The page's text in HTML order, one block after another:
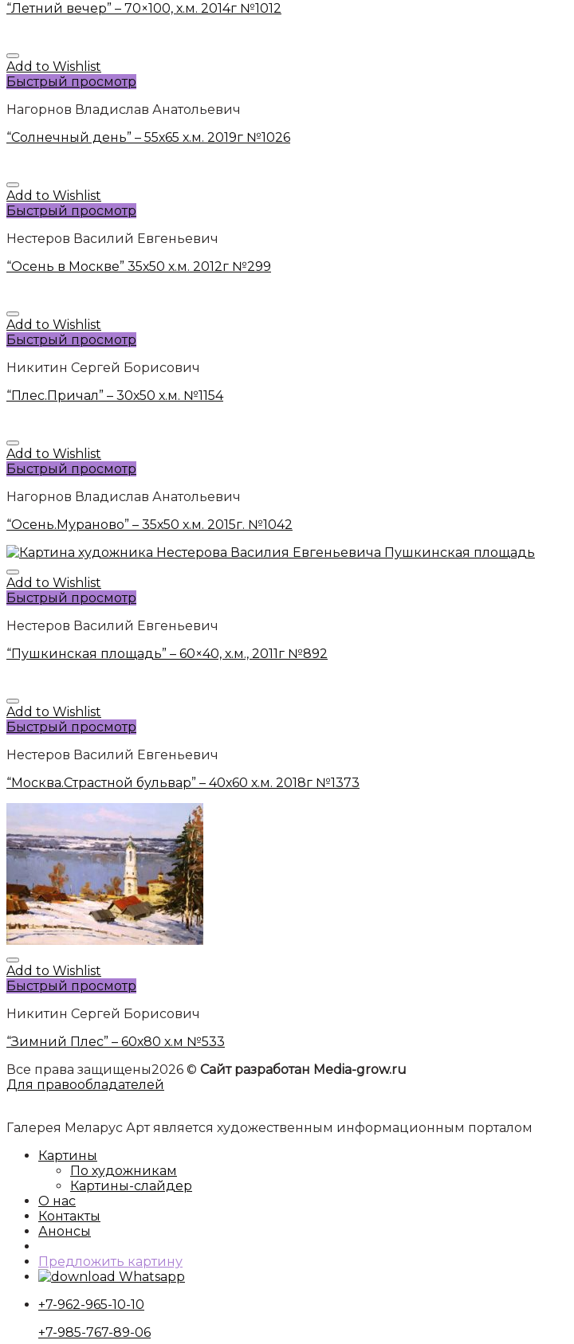
“Летний вечер” – 70×100, х.м. 2014г №1012
Add to Wishlist
Быстрый просмотр
Нагорнов Владислав Анатольевич
“Солнечный день” – 55х65 х.м. 2019г №1026
Add to Wishlist
Быстрый просмотр
Нестеров Василий Евгеньевич
“Осень в Москве” 35х50 х.м. 2012г №299
Add to Wishlist
Быстрый просмотр
Никитин Сергей Борисович
“Плес.Причал” – 30х50 х.м. №1154
Add to Wishlist
Быстрый просмотр
Нагорнов Владислав Анатольевич
“Осень.Мураново” – 35х50 х.м. 2015г. №1042
Add to Wishlist
Быстрый просмотр
Нестеров Василий Евгеньевич
“Пушкинская площадь” – 60×40, х.м., 2011г №892
Add to Wishlist
Быстрый просмотр
Нестеров Василий Евгеньевич
“Москва.Страстной бульвар” – 40х60 х.м. 2018г №1373
Add to Wishlist
Быстрый просмотр
Никитин Сергей Борисович
“Зимний Плес” – 60х80 х.м №533
Все права защищены2026 © Сайт разработан Media-grow.ru
Для правообладателей
Галерея Меларус Арт является художественным информационным порталом
Картины
По художникам
Картины-слайдер
О нас
Контакты
Анонсы
Предложить картину
Whatsapp
+7-962-965-10-10
+7-985-767-89-06